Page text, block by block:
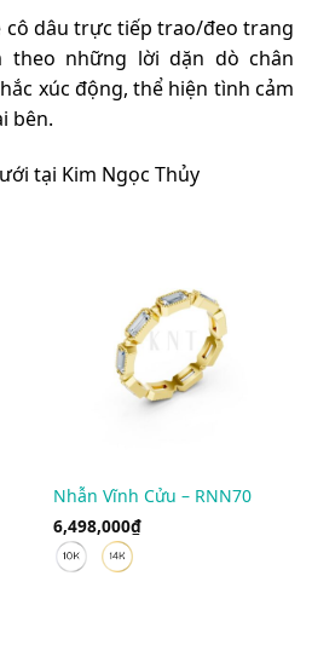
cô dâu trực tiếp trao/đeo trang
theo những lời dặn dò chân
xúc động, thể hiện tình cảm
bên.
tại Kim Ngọc Thủy
Nhẫn Vĩnh Cửu – RNN70
6,498,000₫